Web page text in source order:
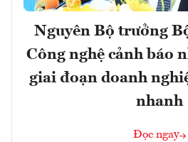
Nguyên Bộ trưởng
Công nghệ cảnh báo
giai đoạn doanh
nhanh
Đọc ngay